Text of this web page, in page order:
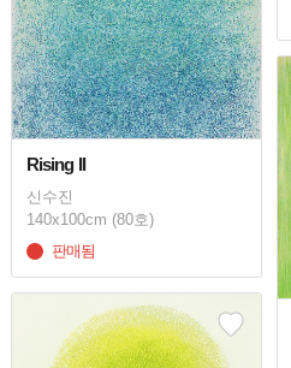
Rising II
신수진
140x100cm (80호)
판매됨